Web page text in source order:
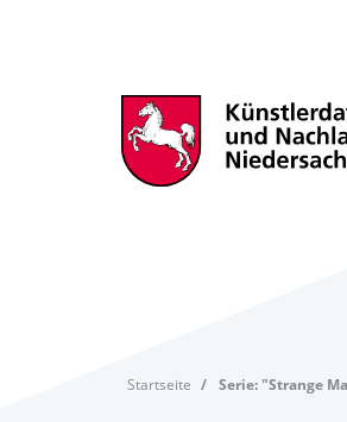
Startseite Serie: "Strange